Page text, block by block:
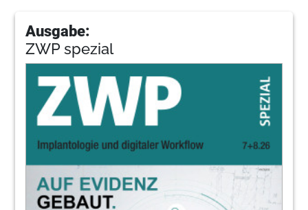
Ausgabe:
ZWP spezial